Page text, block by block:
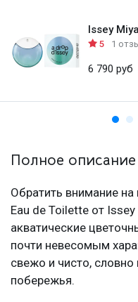
Issey
5 1
6 790 руб
Полное описание
Обратить внимание
Eau de Toilette от
акватические
почти невесомым
свежо и чисто, словно
побережья.